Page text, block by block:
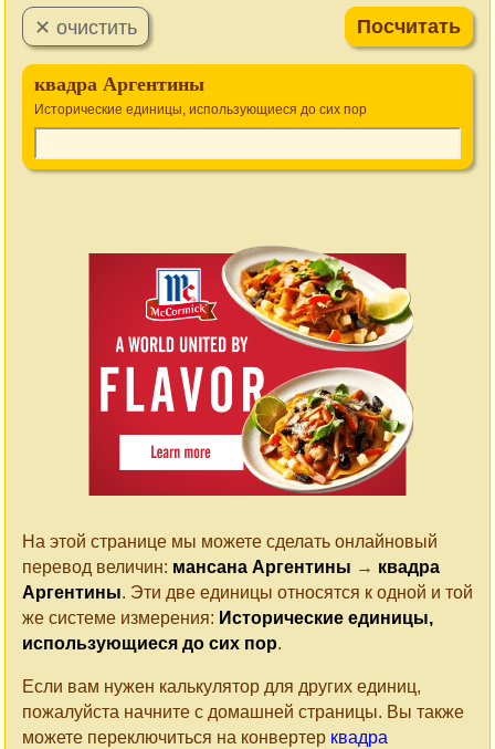
квадра Аргентины
Исторические единицы, использующиеся до сих пор
На этой странице мы можете сделать онлайновый
перевод величин: мансана Аргентины → квадра
Аргентины. Эти две единицы относятся к одной и той
же системе измерения: Исторические единицы,
использующиеся до сих пор.
Если вам нужен калькулятор для других единиц,
пожалуйста начните с домашней страницы. Вы также
можете переключиться на конвертер квадра